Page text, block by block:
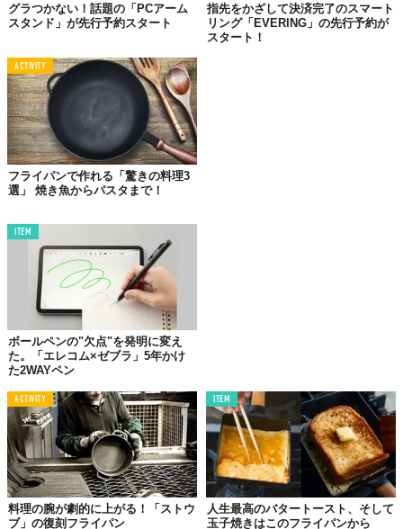
肉厚ステーキや大人数の炒め物にも対応する26cmと、深めのサイ
ズで煮込み料理や揚げ物に便利な24cmの2サイズ展開。価格はそ
れぞれ1万6830円（税込）、1万6280円（税込・深型）で、
日発売開始！
グラつかない！話題の「PCアーム
スタンド」が先行予約スタート
指先をかざして決済完了のスマート
リング「EVERING」の先行予約が
スタート！
ACTIVITY
フライパンで作れる「驚きの料理3
選」 焼き魚からパスタまで！
ITEM
ボールペンの"欠点"を発明に変え
た。「エレコム×ゼブラ」5年かけ
た2WAYペン
ACTIVITY
料理の腕が劇的に上がる！「ストウ
ブ」の復刻フライパン
ITEM
人生最高のバタートースト、そして
玉子焼きはこのフライパンから